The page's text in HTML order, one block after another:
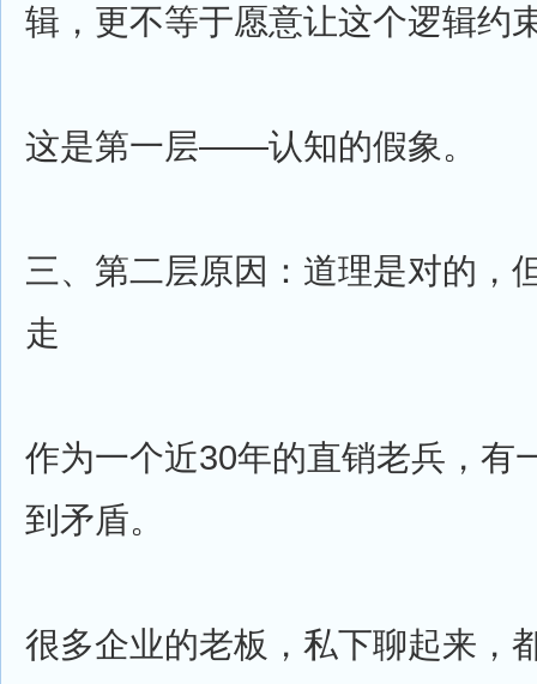
辑，更不等于愿意让这个逻辑约
这是第一层——认知的假象。
三、第二层原因：道理是对的，
走
作为一个近30年的直销老兵，有
到矛盾。
很多企业的老板，私下聊起来，